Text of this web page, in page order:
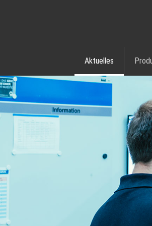
Aktuelles